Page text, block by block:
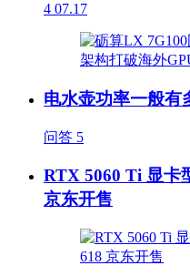
4 07.17
电水壶功率一般有
问答 5
RTX 5060 Ti 显卡
京东开售